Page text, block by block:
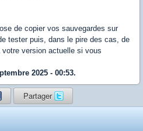
de copier vos sauvegardes sur
tester puis, dans le pire des cas, de
version actuelle si vous
2025 - 00:53.
Partager